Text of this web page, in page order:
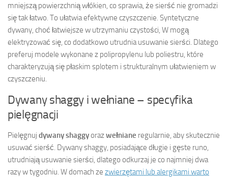
mniejszą powierzchnią włókien, co sprawia, że sierść nie gromadzi
się tak łatwo. To ułatwia efektywne czyszczenie. Syntetyczne
dywany, choć łatwiejsze w utrzymaniu czystości, W mogą
elektryzować się, co dodatkowo utrudnia usuwanie sierści. Dlatego
preferuj modele wykonane z polipropylenu lub poliestru, które
charakteryzują się płaskim splotem i strukturalnym ułatwieniem w
czyszczeniu.
Dywany shaggy i wełniane – specyfika
pielęgnacji
Pielęgnuj dywany shaggyorazwełniane regularnie, aby skutecznie
usuwać sierść. Dywany shaggy, posiadające długie i gęste runo,
utrudniają usuwanie sierści, dlatego odkurzaj je co najmniej dwa
razy w tygodniu. W domach ze zwierzętami lub alergikami warto